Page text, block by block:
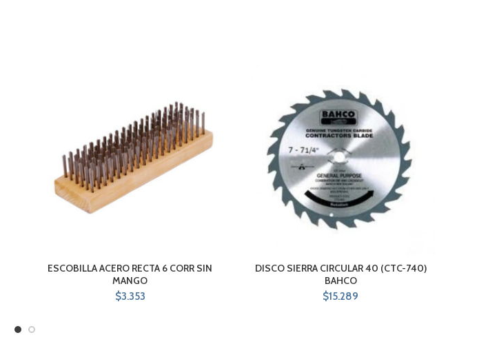
ESCOBILLA ACERO RECTA 6 CORR SIN
MANGO
$3.353
DISCO SIERRA CIRCULAR 40 (CTC-740)
BAHCO
$15.289